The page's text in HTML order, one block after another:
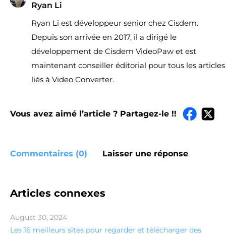
Ryan Li
Ryan Li est développeur senior chez Cisdem.
Depuis son arrivée en 2017, il a dirigé le
développement de Cisdem VideoPaw et est
maintenant conseiller éditorial pour tous les articles
liés à Video Converter.
Vous avez aimé l’article ? Partagez-le !!
Commentaires (0) Laisser une réponse
Articles connexes
August 30, 2024
Les 16 meilleurs sites pour regarder et télécharger des